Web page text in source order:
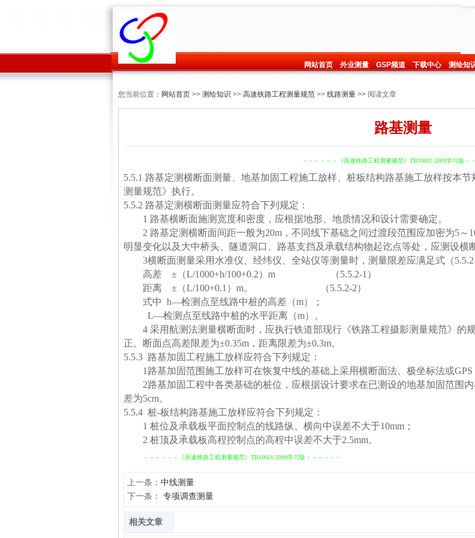
网站首页 外业测量 GSP频道 下载中心 测绘知
您当前位置： 网站首页 >> 测绘知识 >> 高速铁路工程测量规范 >> 线路测量 >> 阅读文章
路基测量
－－－－－－《高速铁路工程测量规范》TB10601-2009学习版－
5.5.1 路基定测横断面测量、地基加固工程施工放样、桩板结构路基施工放样按本
测量规范》执行。
5.5.2 路基定测横断面测量应符合下列规定：
1 路基横断面施测宽度和密度，应根据地形、地质情况和设计需要确定。
2 路基定测横断面间距一般为20m ，不同线下基础之间过渡段范围应加密为5～
明显变化以及大中桥头、隧道洞口、路基支挡及承载结构物起讫点等处，应测设横
3横断面测量采用水准仪、经纬仪、全站仪等测量时，测量限差应满足式（5.5.2
高差
± （L/1000+h/100+0.2） m （5.5.2-1 ）
距离
± （L/100+0.1 ） m。 （5.5.2-2）
式中 h—检测点至线路中桩的高差（m）；
L—检测点至线路中桩的水平距离（m）。
4 采用航测法测量横断面时，应执行铁道部现行《铁路工程摄影测量规范》的
正。断面点高差限差为±0.35m ，距离限差为±0.3m。
5.5.3 路基加固工程施工放样应符合下列规定：
1 路基加固范围施工放样可在恢复中线的基础上采用横断面法、极坐标法或
2路基加固工程中各类基础的桩位，应根据设计要求在已测设的地基加固范围
差为5cm。
5.5.4 桩-板结构路基施工放样应符合下列规定：
1 桩位及承载板平面控制点的线路纵、横向中误差不大于10mm ；
2 桩顶及承载板高程控制点的高程中误差不大于2.5mm。
－－－－－－《高速铁路工程测量规范》TB10601-2009学习版－－－－－－
上一条： 中线测量
下一条：
专项调查测量
相关文章